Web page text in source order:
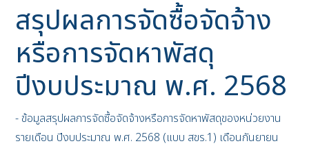
สรุปผลการจัดซื้อจัดจ้าง
หรือการจัดหาพัสดุ
ปีงบประมาณ พ.ศ. 2568
- ข้อมูลสรุปผลการจัดซื้อจัดจ้างหรือการจัดหาพัสดุของหน่วยงาน
รายเดือน ปีงบประมาณ พ.ศ. 2568 (แบบ สขร.1) เดือนกันยายน